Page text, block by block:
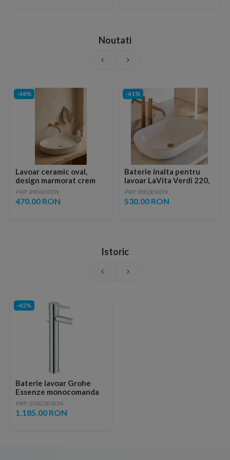
Noutati
-48%
Lavoar ceramic oval,
design marmorat crem
lucios cu vene aurii,
ventil inclus
PRP: 890.00 RON
470.00 RON
-41%
Baterie inalta pentru
lavoar LaVita Verdi 220,
fara ventil, brushed
copper
PRP: 890.00 RON
530.00 RON
Istoric
-42%
Baterie lavoar Grohe
Essenze monocomanda
inalta 25.2 cm
PRP: 2,042.00 RON
1,185.00 RON